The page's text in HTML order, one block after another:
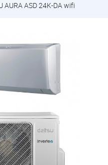
AURA ASD 24K-DA wifi